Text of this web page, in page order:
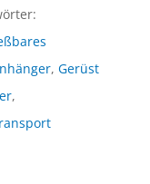
,Gerüst
,